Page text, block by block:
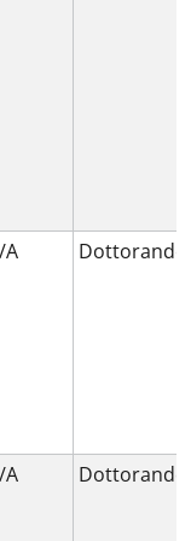
A Dottorando
A Dottorando